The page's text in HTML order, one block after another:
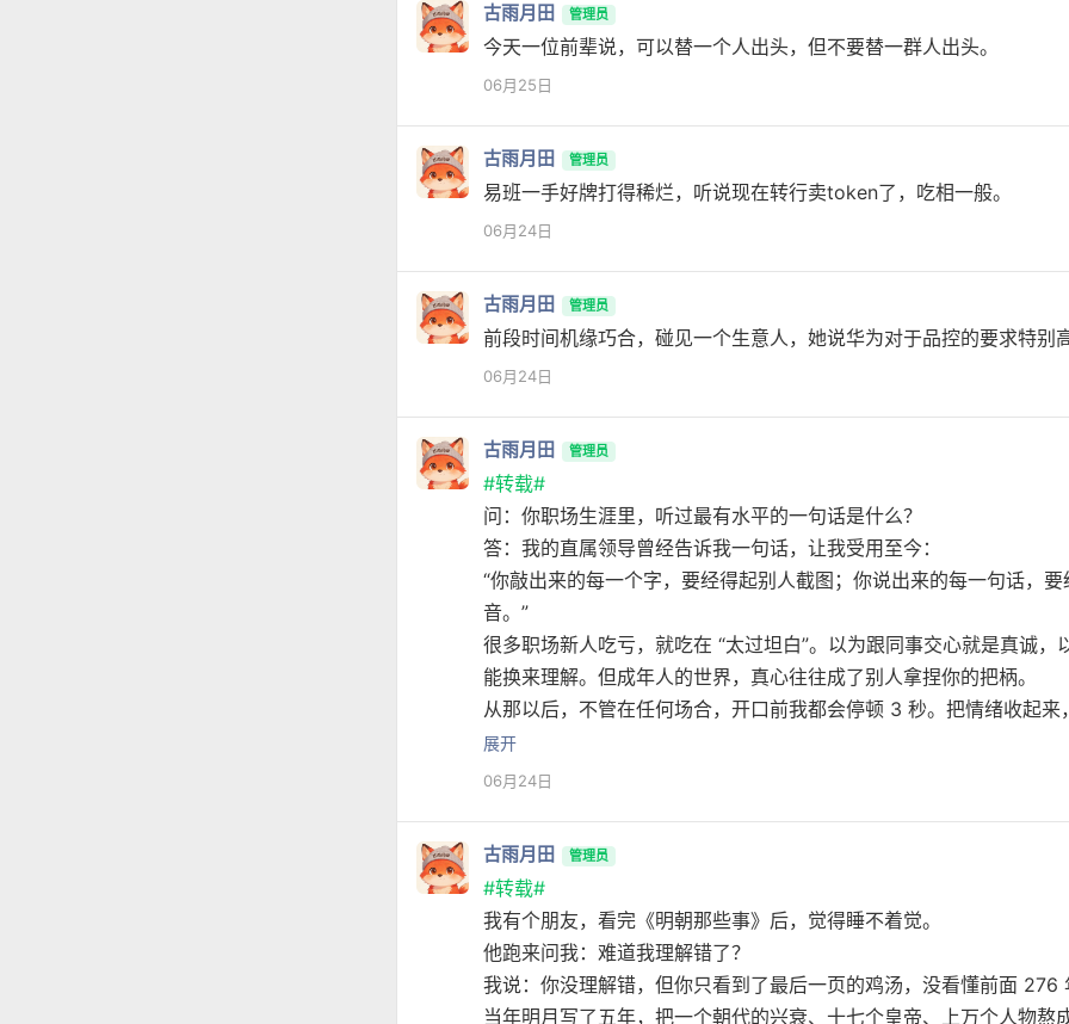
古雨月田 管理员
今天一位前辈说，可以替一个人出头，但不要替一群人出头。
06月25日
古雨月田 管理员
易班一手好牌打得稀烂，听说现在转行卖token了，吃相一般。
06月24日
古雨月田 管理员
前段时间机缘巧合，碰见一个生意人，她说华为对于品控的要求特别
06月24日
古雨月田 管理员
#转载#
问：你职场生涯里，听过最有水平的一句话是什么？
答：我的直属领导曾经告诉我一句话，让我受用至今：
“你敲出来的每一个字，要经得起别人截图；你说出来的每一句话，
音。”
很多职场新人吃亏，就吃在 “太过坦白”。以为跟同事交心就是真诚，
能换来理解。但成年人的世界，真心往往成了别人拿捏你的把柄。
从那以后，不管在任何场合，开口前我都会停顿 3 秒。把情绪收起来
展开
06月24日
古雨月田 管理员
#转载#
我有个朋友，看完《明朝那些事》后，觉得睡不着觉。
他跑来问我：难道我理解错了？
我说：你没理解错，但你只看到了最后一页的鸡汤，没看懂前面 276
当年明月写了五年，把一个朝代的兴衰、十七个皇帝、上万个人物熬